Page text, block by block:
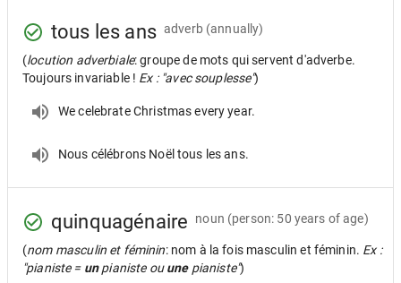
tous les ans adverb (annually)
(locution adverbiale: groupe de mots qui servent d'adverbe.
Toujours invariable ! Ex : "avec souplesse")
We celebrate Christmas every year.
Nous célébrons Noël tous les ans.
quinquagénaire noun (person: 50 years of age)
(nom masculin et féminin: nom à la fois masculin et féminin. Ex :
"pianiste = unpianiste ouunepianiste")